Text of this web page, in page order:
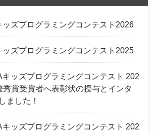
ッズプログラミングコンテスト2026
ッズプログラミングコンテスト2025
キッズプログラミングコンテスト 202
秀賞受賞者へ表彰状の授与とインタ
ました！
キッズプログラミングコンテスト 202